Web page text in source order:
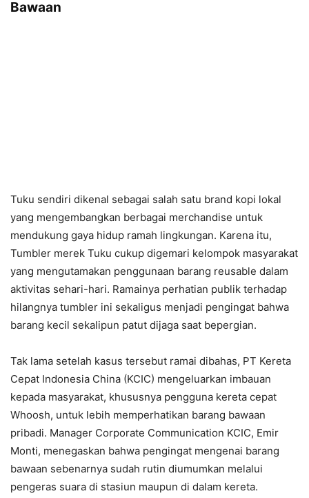
Bawaan
Tuku sendiri dikenal sebagai salah satu brand kopi lokal
yang mengembangkan berbagai merchandise untuk
mendukung gaya hidup ramah lingkungan. Karena itu,
Tumbler merek Tuku cukup digemari kelompok masyarakat
yang mengutamakan penggunaan barang reusable dalam
aktivitas sehari-hari. Ramainya perhatian publik terhadap
hilangnya tumbler ini sekaligus menjadi pengingat bahwa
barang kecil sekalipun patut dijaga saat bepergian.
Tak lama setelah kasus tersebut ramai dibahas, PT Kereta
Cepat Indonesia China (KCIC) mengeluarkan imbauan
kepada masyarakat, khususnya pengguna kereta cepat
Whoosh, untuk lebih memperhatikan barang bawaan
pribadi. Manager Corporate Communication KCIC, Emir
Monti, menegaskan bahwa pengingat mengenai barang
bawaan sebenarnya sudah rutin diumumkan melalui
pengeras suara di stasiun maupun di dalam kereta.